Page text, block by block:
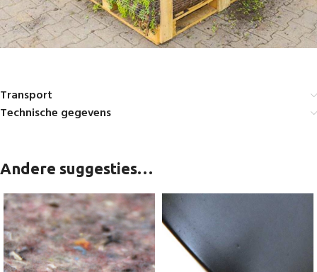
Transport
Technische gegevens
Andere suggesties…